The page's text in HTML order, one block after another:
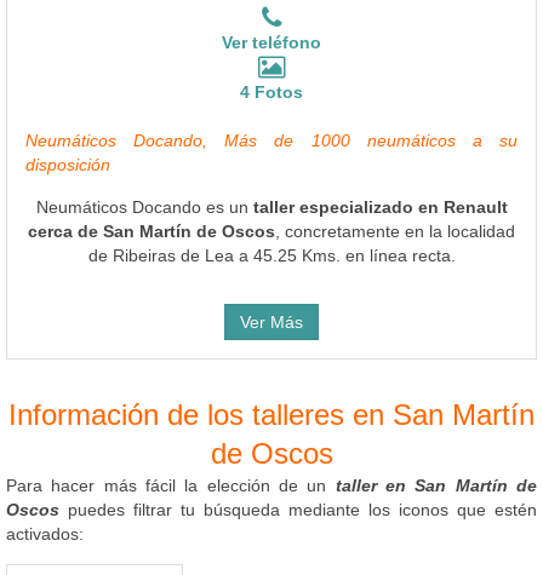
Ver teléfono
4 Fotos
Neumáticos Docando, Más de 1000 neumáticos a su
disposición
Neumáticos Docando es un taller especializado en Renault
cerca de San Martín de Oscos , concretamente en la localidad
de Ribeiras de Lea a 45.25 Kms. en línea recta.
Ver Más
Información de los talleres en San Martín
de Oscos
Para hacer más fácil la elección de un taller en San Martín de
Oscos puedes filtrar tu búsqueda mediante los iconos que estén
activados: